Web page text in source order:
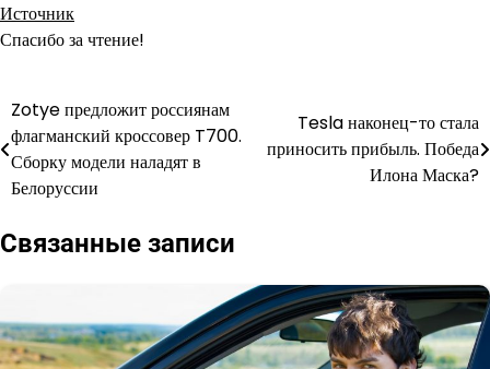
Источник
Спасибо за чтение!
Навигация
по
записям
Zotye предложит россиянам
флагманский кроссовер T700.
Сборку модели наладят в
Белоруссии
Tesla наконец-то стала
приносить прибыль. Победа
Илона Маска?
Связанные записи